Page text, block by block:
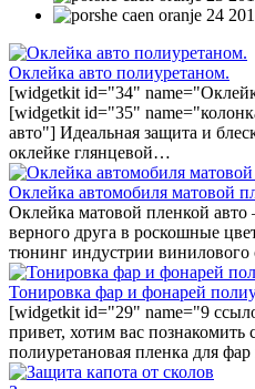
Оклейка авто полиуретаном.
[widgetkit id="34"
[widgetkit id="35"
авто"] Идеальная защита и
оклейке глянцевой…
Оклейка автомобиля матовой
Оклейка матовой пленкой
верного друга в роскошные
тюнинг индустрии винилового
Тонировка фар и фонарей
[widgetkit id="29" name="9
привет, хотим вас познакомить
полиуретановая пленка для